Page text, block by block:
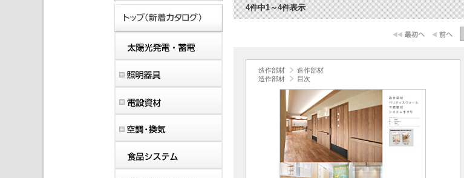
4件中1～4件表示
造作部材
造作部材
造作部材
目次